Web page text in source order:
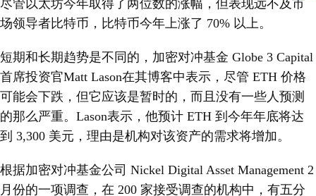
尽管以太坊今年取得了两位数的涨幅，但表现远不及市
场领导者比特币，比特币今年上涨了 70% 以上。
短期和长期趋势是不同的，加密对冲基金 Globe 3 Capital
首席投资官Matt Lason在其博客中表示，尽管 ETH 价格
可能会下跌，但它应该是暂时的，而且没有一些人预测
的那么严重。Lason表示，他预计 ETH 到今年年底将达
到 3,300 美元，理由是机构对该资产的需求将增加。
根据加密对冲基金公司 Nickel Digital Asset Management 2
月份的一项调查，在 200 家接受调查的机构中，有五分